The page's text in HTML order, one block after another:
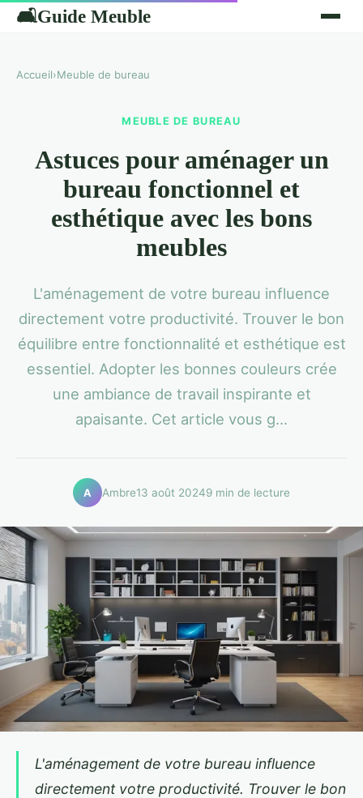
🛋Guide Meuble
Accueil›Meuble de bureau
MEUBLE DE BUREAU
Astuces pour aménager un
bureau fonctionnel et
esthétique avec les bons
meubles
L'aménagement de votre bureau influence
directement votre productivité. Trouver le bon
équilibre entre fonctionnalité et esthétique est
essentiel. Adopter les bonnes couleurs crée
une ambiance de travail inspirante et
apaisante. Cet article vous g...
A Ambre13 août 20249 min de lecture
L'aménagement de votre bureau influence
directement votre productivité. Trouver le bon